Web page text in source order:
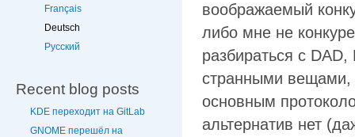
Français
Deutsch
Русский
Recent blog posts
KDE переходит на GitLab
GNOME перешёл на
воображаемый
либо мне не
разбираться с
странными вещами,
основным
альтернатив нет